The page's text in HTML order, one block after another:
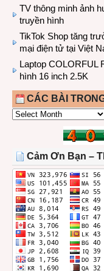
TV thông minh ảnh
truyền hình
TikTok Shop tăng
mại điện tử tại Việt
Laptop COLORFUL
hình 16 inch 2.5K
CÁC BÀI
CÁC
THÁNG
Cảm Ơn Bạn –